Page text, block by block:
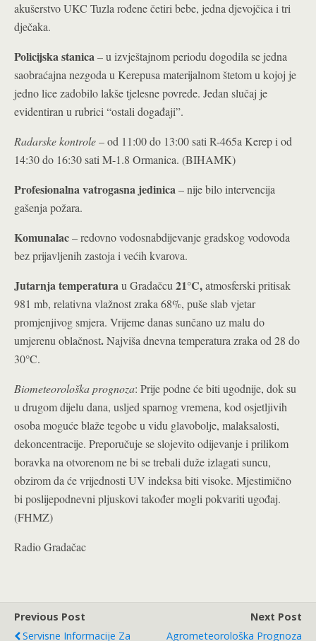
akušerstvo UKC Tuzla rođene četiri bebe, jedna djevojčica i tri
dječaka.
Policijska stanica– u izvještajnom periodu dogodila se jedna
saobraćajna nezgoda u Kerepusa materijalnom štetom u kojoj je
jedno lice zadobilo lakše tjelesne povrede. Jedan slučaj je
evidentiran u rubrici “ostali događaji”.
Radarske kontrole– od 11:00 do 13:00 sati R-465a Kerep i od
14:30 do 16:30 sati M-1.8 Ormanica. (BIHAMK)
Profesionalna vatrogasna jedinica– nije bilo intervencija
gašenja požara.
Komunalac– redovno vodosnabdijevanje gradskog vodovoda
bez prijavljenih zastoja i većih kvarova.
Jutarnja temperaturau Gradačcu 21°C,atmosferski pritisak
981 mb, relativna vlažnost zraka 68%, puše slab vjetar
promjenjivog smjera. Vrijeme danas sunčano uz malu do
umjerenu oblačnost.Najviša dnevna temperatura zraka od 28 do
30°C.
Biometeorološka prognoza: Prije podne će biti ugodnije, dok su
u drugom dijelu dana, usljed sparnog vremena, kod osjetljivih
osoba moguće blaže tegobe u vidu glavobolje, malaksalosti,
dekoncentracije. Preporučuje se slojevito odijevanje i prilikom
boravka na otvorenom ne bi se trebali duže izlagati suncu,
obzirom da će vrijednosti UV indeksa biti visoke. Mjestimično
bi poslijepodnevni pljuskovi također mogli pokvariti ugođaj.
(FHMZ)
Radio Gradačac
Previous Post
Servisne Informacije Za
Next Post
Agrometeorološka Prognoza